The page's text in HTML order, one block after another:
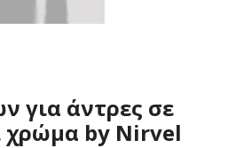
για άντρες σε
χρώμα by Nirvel